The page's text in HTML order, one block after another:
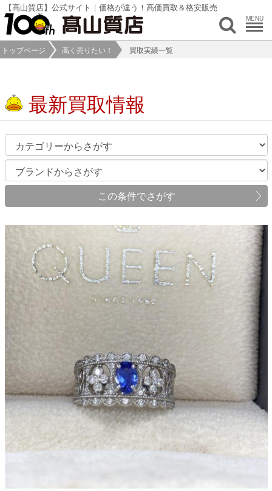
【高山質店】公式サイト｜価格が違う！高価買取＆格安販売
MENU
トップページ 高く売りたい！ 買取実績一覧
最新買取情報
この条件でさがす